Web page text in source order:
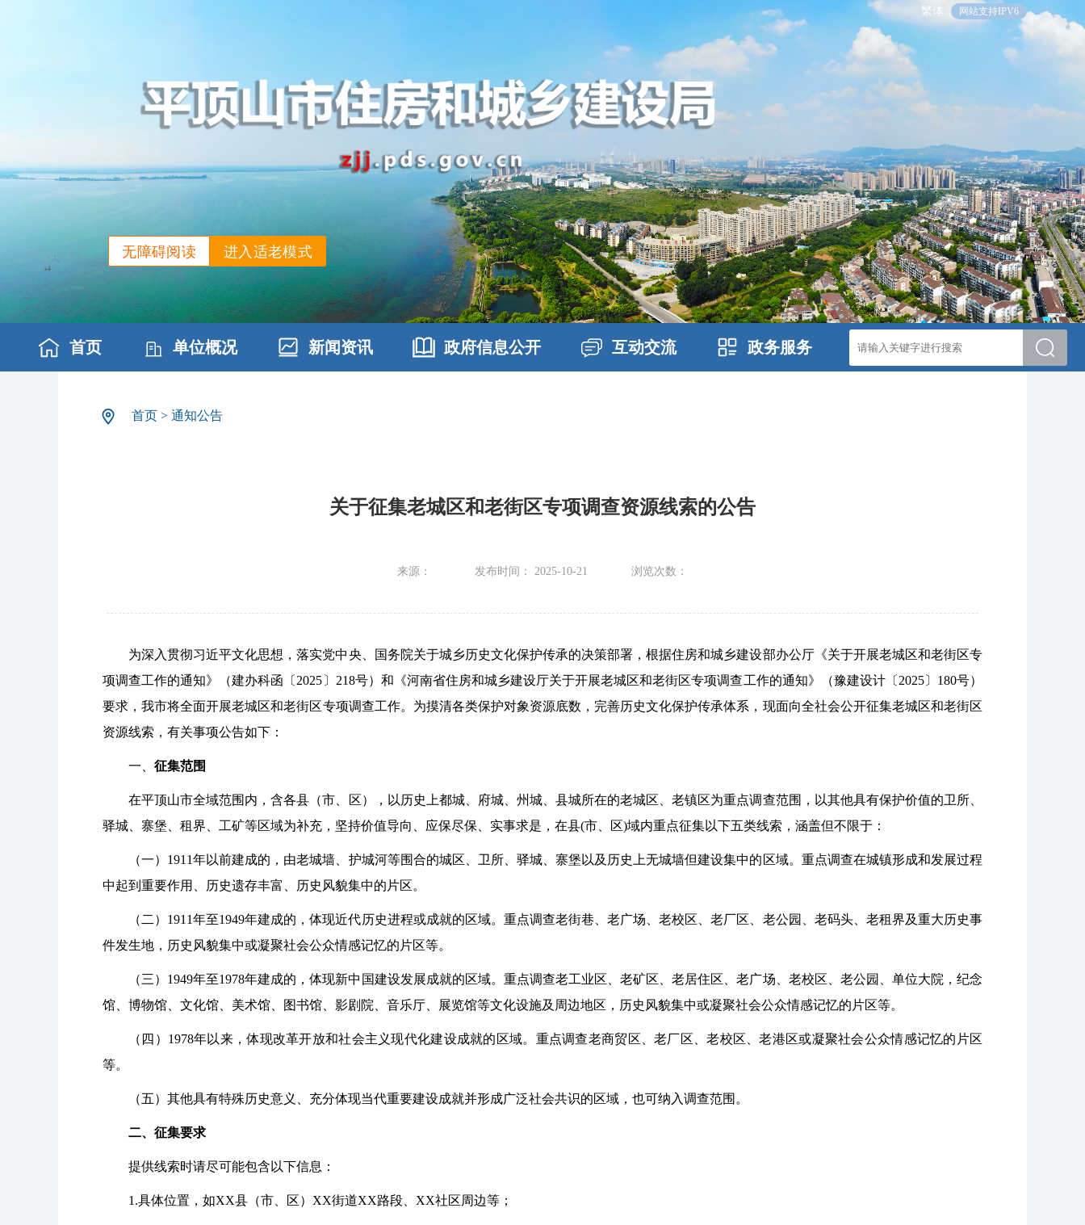
繁体 网站支持IPV6
进入适老模式
无障碍阅读
首页 单位概况 新闻资讯 政府信息公开 互动交流 政务服务
首页 > 通知公告
关于征集老城区和老街区专项调查资源线索的公告
来源： 发布时间： 2025-10-21 浏览次数：
为深入贯彻习近平文化思想，落实党中央、国务院关于城乡历史文化保护传承的决策部署，根据住房和城乡建设部办公厅《关于开展老城区和老街区专
项调查工作的通知》（建办科函〔 2025〕218号） 和 《河南省住房和城乡建设厅关于开展老城区和老街区专项调查工作的通知》 （豫建设计〔 2025〕 180号）
要求，我市将全面开展老城区和老街区专项调查工作。为摸清各类保护对象资源底数，完善历史文化保护传承体系，现面向全社会公开征集老城区和老街区
资源线索，有关事项公告如下：
一、 征集范围
在平顶山市全域范围内，含各县（市、区），以历史上都城、府城、州城、县城所在的老城区、老镇区为重点调查范围，以其他具有保护价值的卫所、
驿城、寨堡、租界、工矿等区域为补充，坚持价值导向、应保尽保、实事求是，在县(市、区)域内重点征集以下五类线索，涵盖但不限于：
（一） 1911年以前建成的，由老城墙、护城河等围合的城区、卫所、驿城、寨堡以及历史上无城墙但建设集中的区域。重点调查在城镇形成和发展过程
中起到重要作用、历史遗存丰富、历史风貌集中的片区。
（二） 1911年至1949年建成的，体现近代历史进程或成就的区域。重点调查老街巷、老广场、老校区、老厂区、老公园、老码头、老租界及重大历史事
件发生地，历史风貌集中或凝聚社会公众情感记忆的片区等。
（三） 1949年至1978年建成的，体现新中国建设发展成就的区域。重点调查老工业区、老矿区、老居住区、老广场、老校区、老公园、单位大院，纪念
馆、博物馆、文化馆、美术馆、图书馆、影剧院、音乐厅、展览馆等文化设施及周边地区，历史风貌集中或凝聚社会公众情感记忆的片区等。
（四） 1978年以来，体现改革开放和社会主义现代化建设成就的区域。重点调查老商贸区、老厂区、老校区、老港区或凝聚社会公众情感记忆的片区
等。
（五）其他具有特殊历史意义、充分体现当代重要建设成就并形成广泛社会共识的区域，也可纳入调查范围。
二、征集要求
提供线索时请尽可能包含以下信息：
1.具体位置 ， 如XX县（市、区） XX街道XX路段、XX社区周边等；